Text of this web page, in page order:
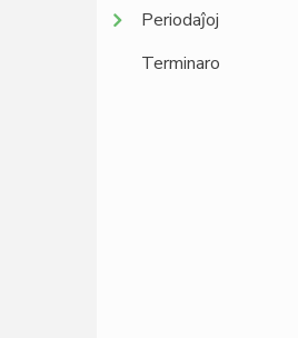
Periodaĵoj
Terminaro